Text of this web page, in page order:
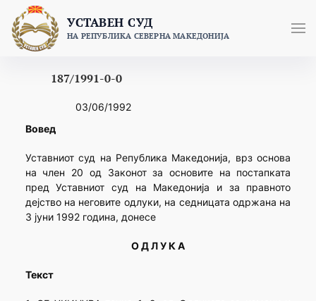
content
УСТАВЕН СУД
НА РЕПУБЛИКА СЕВЕРНА МАКЕДОНИЈА
187/1991-0-0
03/06/1992
Вовед
Уставниот суд на Република Македонија, врз основа
на член 20 од Законот за основите на постапката
пред Уставниот суд на Македонија и за правното
дејство на неговите одлуки, на седницата одржана на
3 јуни 1992 година, донесе
О Д Л У К А
Текст